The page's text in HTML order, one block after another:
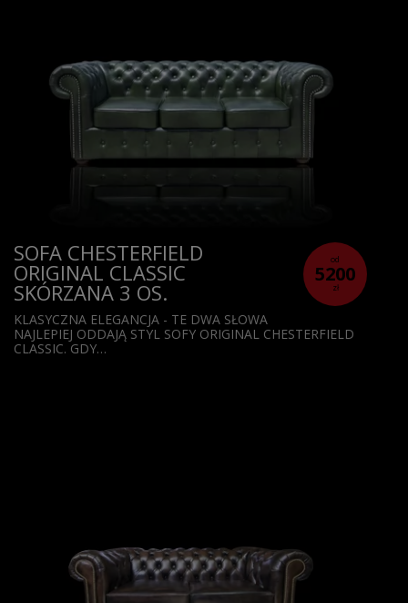
od
5200
zł
SOFA CHESTERFIELD
ORIGINAL CLASSIC
SKÓRZANA 3 OS.
KLASYCZNA ELEGANCJA - TE DWA SŁOWA
NAJLEPIEJ ODDAJĄ STYL SOFY ORIGINAL CHESTERFIELD
CLASSIC. GDY…